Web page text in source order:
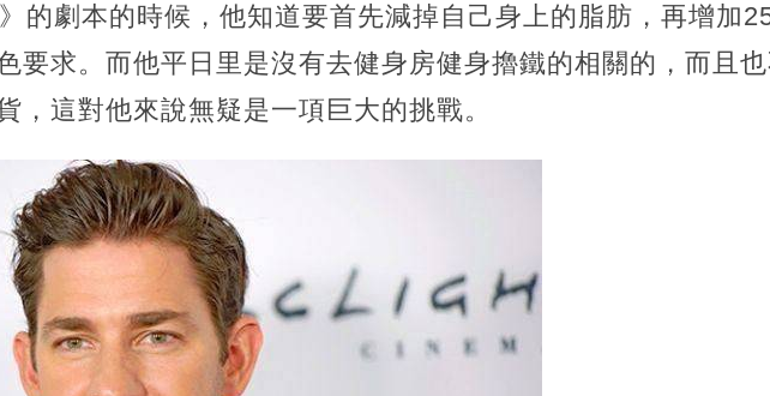
的劇本的時候，他知道要首先減掉自己身上的脂肪，再增加
要求。而他平日里是沒有去健身房健身擼鐵的相關的，而且
，這對他來說無疑是一項巨大的挑戰。